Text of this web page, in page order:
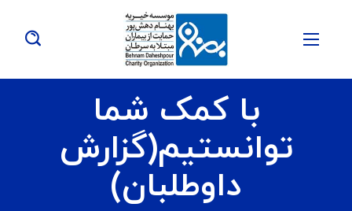
با کمک شما
توانستیم(گزارش
داوطلبان)